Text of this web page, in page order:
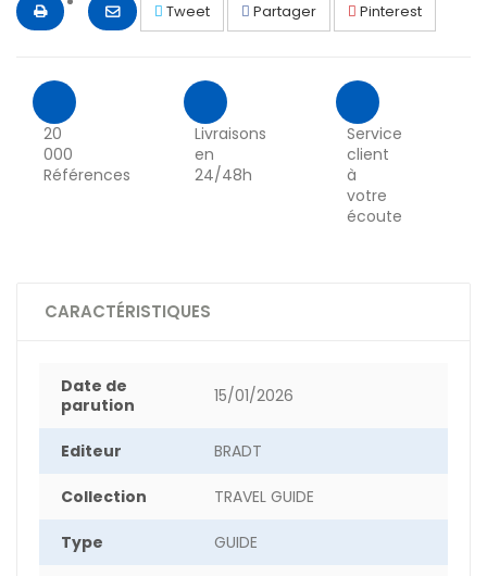
Tweet Partager Pinterest
20
000
Références
Livraisons
en
24/48h
Service
client
à
votre
écoute
CARACTÉRISTIQUES
Date de
parution
15/01/2026
Editeur BRADT
Collection TRAVEL GUIDE
Type GUIDE